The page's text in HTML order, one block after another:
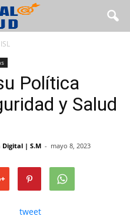
Política
y Salud
Digital | S.M - mayo 8, 2023
tweet